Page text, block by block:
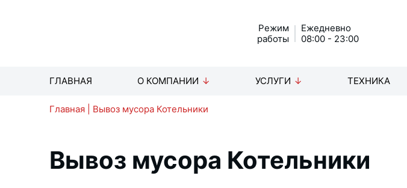
Режим
работы
Ежедневно
08:00 - 23:00
ГЛАВНАЯ О КОМПАНИИ УСЛУГИ ТЕХНИКА
Главная Вывоз мусора Котельники
Вывоз мусора Котельники